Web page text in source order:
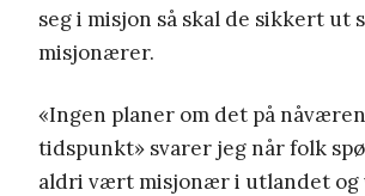
seg i misjon så skal de sikkert ut
misjonærer.
«Ingen planer om det på
tidspunkt» svarer jeg når folk
aldri vært misjonær i utlandet og